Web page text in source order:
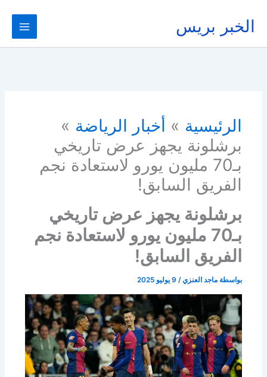
المحتوى
الخبر بريس
الرئيسية
أخبار الرياضة
برشلونة يجهز عرض تاريخي
بـ70 مليون يورو لاستعادة نجم
الفريق السابق!
برشلونة يجهز عرض تاريخي
بـ70 مليون يورو لاستعادة نجم
الفريق السابق!
بواسطة ماجد العنزي/ 9 يوليو 2025